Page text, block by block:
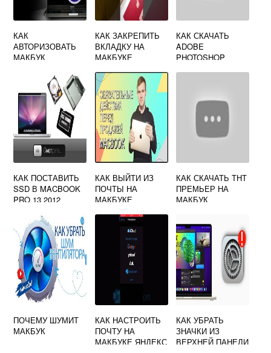
КАК
АВТОРИЗОВАТЬ
МАКБУК
КАК ЗАКРЕПИТЬ
ВКЛАДКУ НА
МАКБУКЕ
КАК СКАЧАТЬ
ADOBE
PHOTOSHOP
КАК ПОСТАВИТЬ
SSD В MACBOOK
PRO 13 2012
КАК ВЫЙТИ ИЗ
ПОЧТЫ НА
МАКБУКЕ
КАК СКАЧАТЬ ТНТ
ПРЕМЬЕР НА
МАКБУК
ПОЧЕМУ ШУМИТ
МАКБУК
КАК НАСТРОИТЬ
ПОЧТУ НА
МАКБУКЕ ЯНДЕКС
КАК УБРАТЬ
ЗНАЧКИ ИЗ
ВЕРХНЕЙ ПАНЕЛИ